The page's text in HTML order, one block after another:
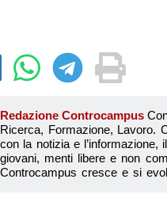
Redazione Controcampus Controcampus è Il magazine più letto dai giovani su: Scuola, Università, Ricerca, Formazione, Lavoro. Controcampus nasce nell’ottobre 2001 con la missione di affiancare con la notizia e l’informazione, il mondo dell’istruzione e dell’università. Il suo cuore pulsante sono i giovani, menti libere e non compromesse da nessun interesse di parte. Il progetto è ambizioso e Controcampus cresce e si evolve arricchendo il proprio staff con nuovi giovani vogliosi di